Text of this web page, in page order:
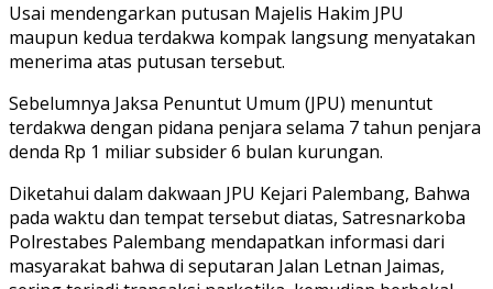
Usai mendengarkan putusan Majelis Hakim JPU
maupun kedua terdakwa kompak langsung menyatakan
menerima atas putusan tersebut.
Sebelumnya Jaksa Penuntut Umum (JPU) menuntut
terdakwa dengan pidana penjara selama 7 tahun penjara
denda Rp 1 miliar subsider 6 bulan kurungan.
Diketahui dalam dakwaan JPU Kejari Palembang, Bahwa
pada waktu dan tempat tersebut diatas, Satresnarkoba
Polrestabes Palembang mendapatkan informasi dari
masyarakat bahwa di seputaran Jalan Letnan Jaimas,